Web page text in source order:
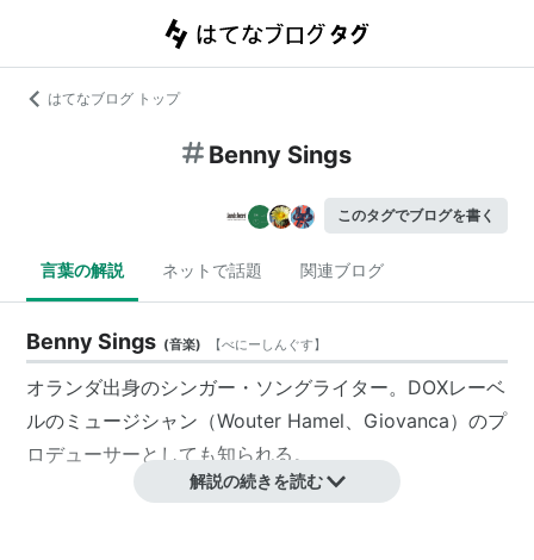
はてなブログ トップ
Benny Sings
このタグでブログを書く
言葉の解説 ネットで話題 関連ブログ
Benny Sings (音楽) 【べにーしんぐす】
オランダ出身のシンガー・ソングライター。DOXレーベ
ルのミュージシャン（Wouter Hamel、Giovanca）のプ
ロデューサーとしても知られる。
解説の続きを読む